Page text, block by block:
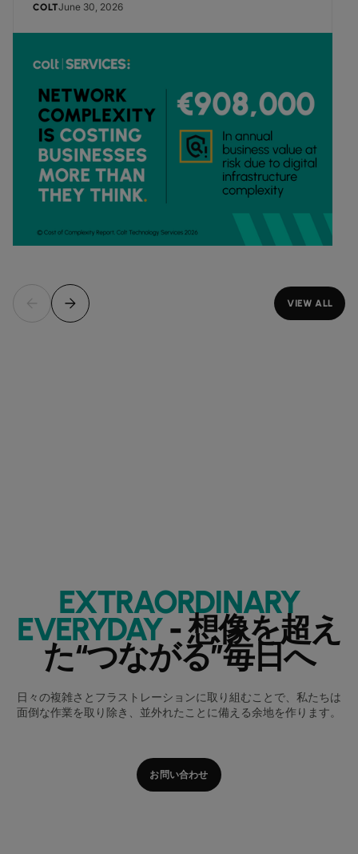
COLTJune 30, 2026
VIEW ALL
EXTRAORDINARY
EVERYDAY- 想像を超え
た“つながる”毎日へ
日々の複雑さとフラストレーションに取り組むことで、私たちは
面倒な作業を取り除き、並外れたことに備える余地を作ります。
お問い合わせ